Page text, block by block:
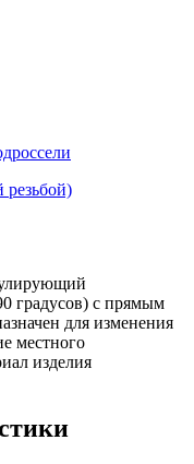
градусов) с прямым
для изменения
местного
изделия